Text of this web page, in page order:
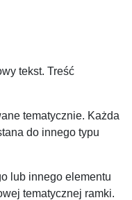
tekst. Treść
tematycznie. Każda
do innego typu
lub innego elementu
tematycznej ramki.